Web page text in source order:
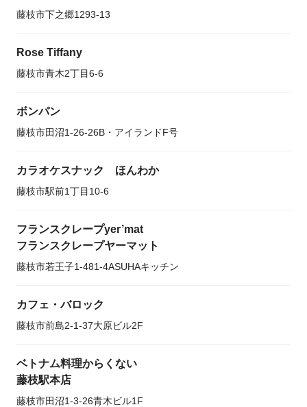
藤枝市下之郷1293-13
Rose Tiffany
藤枝市青木2丁目6-6
ボンパン
藤枝市田沼1-26-26B・アイランドF号
カラオケスナック ほんわか
藤枝市駅前1丁目10-6
フランスクレープyer’mat
フランスクレープヤーマット
藤枝市若王子1-481-4ASUHAキッチン
カフェ・バロック
藤枝市前島2-1-37大原ビル2F
ベトナム料理からくない
藤枝駅本店
藤枝市田沼1-3-26青木ビル1F